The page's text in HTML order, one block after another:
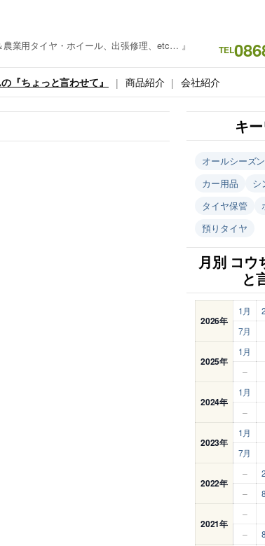
業用タイヤ・ホイール、出張修理、etc… 』 TEL
『ちょっと言わせて』 商品紹介 会社紹介
キ
オールシーズ
カー用品
シ
タイヤ保管
預りタイヤ
月別 コウ
と
2026年
1月
7月
2025年
1月
–
2024年
1月
–
2023年
1月
7月
2022年
–
–
2021年
–
–